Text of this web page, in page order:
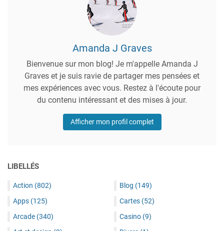
Amanda J Graves
Bienvenue sur mon blog! Je m'appelle Amanda J
Graves et je suis ravie de partager mes pensées et
mes expériences avec vous. Restez à l'écoute pour
du contenu intéressant et des mises à jour.
Afficher mon profil complet
LIBELLÉS
Action (802)
Apps (125)
Arcade (340)
Blog (149)
Cartes (52)
Casino (9)